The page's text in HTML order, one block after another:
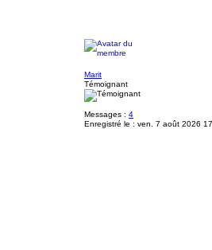
Marit
Témoignant
Messages : 4
Enregistré le : ven. 7 août 2026